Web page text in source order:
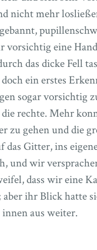
nicht mehr
vorsichtig eine
das dicke Fell
doch ein erstes
sogar vorsichtig
rechte. Mehr
zu gehen und die
das Gitter, ins
und wir
dass wir eine
aber ihr Blick hatte
aus weiter.